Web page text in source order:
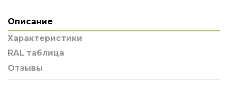
Описание
Характеристики
RAL таблица
Отзывы